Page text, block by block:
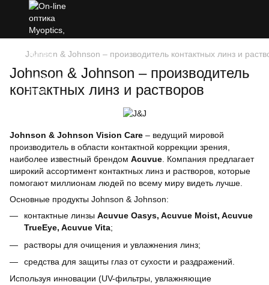
Johnson & Johnson – производитель контактных линз и
Johnson & Johnson – производитель
контактных линз и растворов
Johnson & Johnson Vision Care – ведущий мировой
производитель в области контактной коррекции зрения,
наиболее известный брендом Acuvue. Компания предлагает
широкий ассортимент контактных линз и растворов, которые
помогают миллионам людей по всему миру видеть лучше.
Основные продукты Johnson & Johnson:
контактные линзы Acuvue Oasys, Acuvue Moist, Acuvue
TrueEye, Acuvue Vita;
растворы для очищения и увлажнения линз;
средства для защиты глаз от сухости и раздражений.
Используя инновации (UV-фильтры, увлажняющие